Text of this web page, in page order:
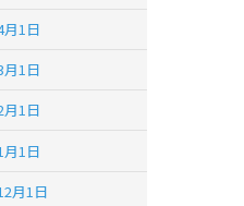
月1日
月1日
月1日
月1日
月1日